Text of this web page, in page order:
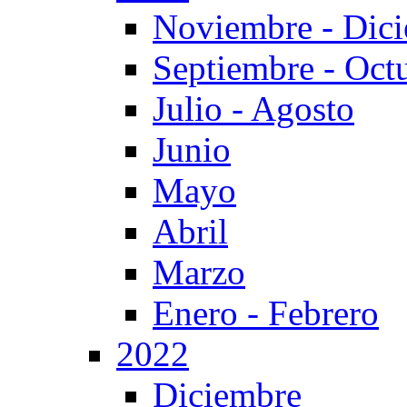
Noviembre -
Septiembre -
Julio - Agosto
Junio
Mayo
Abril
Marzo
Enero - Febrero
2022
Diciembre